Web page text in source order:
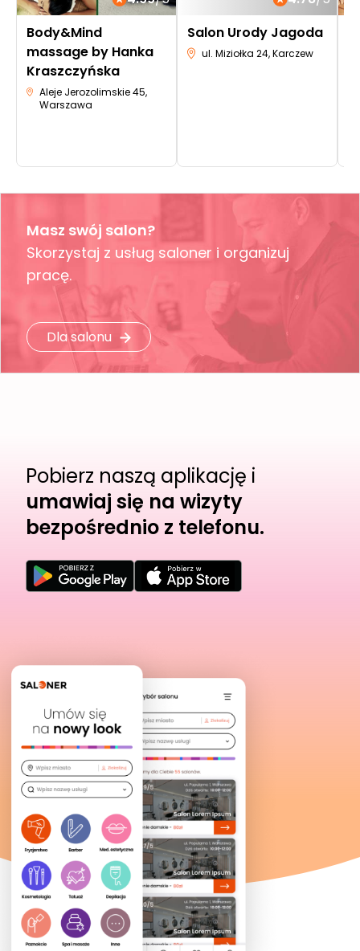
Body&Mind
massage by Hanka
Kraszczyńska
Aleje Jerozolimskie 45,
Warszawa
Salon Urody Jagoda
ul. Miziołka 24, Karczew
Masz swój salon?
Skorzystaj z usług saloner i organizuj
pracę.
Dla salonu
Pobierz naszą aplikację i
umawiaj się na wizyty
bezpośrednio z telefonu.